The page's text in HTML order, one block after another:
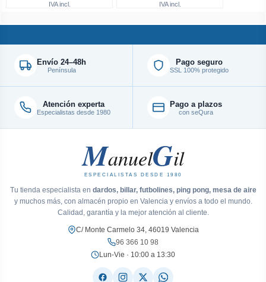
IVA incl. IVA incl.
Envío 24–48h
Península
Pago seguro
SSL 100% protegido
Atención experta
Especialistas desde 1980
Pago a plazos
con seQura
ManuelGil
ESPECIALISTAS DESDE 1980
Tu tienda especialista en dardos, billar, futbolines, ping pong, mesa de aire
y muchos más, con almacén propio en Valencia y envíos a todo el mundo.
Calidad, garantía y la mejor atención al cliente.
C/ Monte Carmelo 34, 46019 Valencia
96 366 10 98
Lun-Vie · 10:00 a 13:30